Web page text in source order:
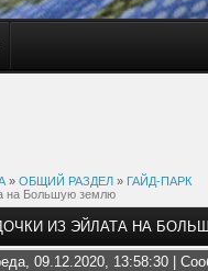
» ОБЩИЙ РАЗДЕЛ » ГАЙД-ПАРК
на Большую землю
ИЗ ЭЙЛАТА НА
09.12.2020, 13:58:30 |